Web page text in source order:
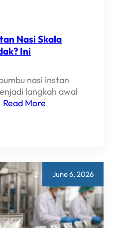
Nasi Skala
Ini
nasi instan
langkah awal
Read More
June 6, 2026